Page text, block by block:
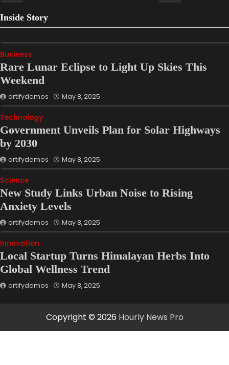
Inside Story
Business
Rare Lunar Eclipse to Light Up Skies This
Weekend
artifydemos May 8, 2025
Technology
Government Unveils Plan for Solar Highways
by 2030
artifydemos May 8, 2025
Science
New Study Links Urban Noise to Rising
Anxiety Levels
artifydemos May 8, 2025
Innovation
Local Startup Turns Himalayan Herbs Into
Global Wellness Trend
artifydemos May 8, 2025
Copyright © 2026 Hourly News Pro